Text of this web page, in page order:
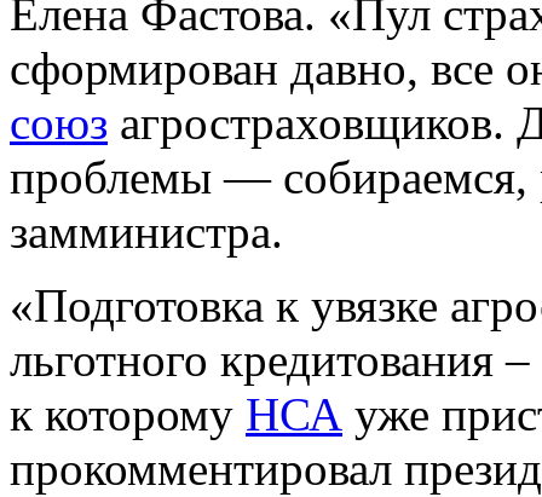
Елена Фастова. «Пул
сформирован давно, все
союз агростраховщиков.
проблемы — собираемся,
замминистра.
«Подготовка к увязке
льготного кредитования
к которому НСА уже
прокомментировал